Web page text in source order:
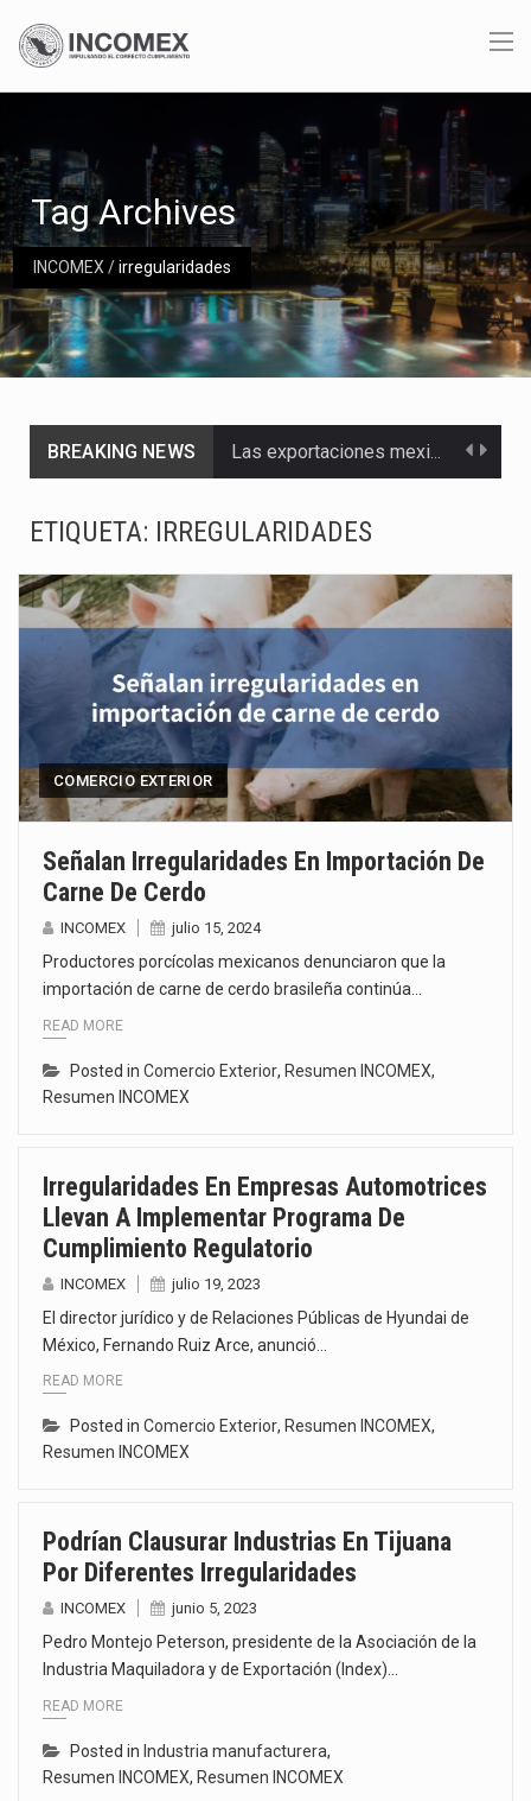
INCOMEX/irregularidades
Tag Archives
BREAKING NEWS Las exportaciones mexicanas de vehículos ligeros disminuyeron 9.67 % en julio a tasa anual, alcanzando…
Los créditos fiscales determinados a empresas IMMEX rara vez nacen de una interpretación equivocada de…
ETIQUETA: IRREGULARIDADES
COMERCIO EXTERIOR
Señalan Irregularidades En Importación De
Carne De Cerdo
INCOMEX julio 15, 2024
Productores porcícolas mexicanos denunciaron que la
importación de carne de cerdo brasileña continúa…
READ MORE
Posted in Comercio Exterior, Resumen INCOMEX,
Resumen INCOMEX
Irregularidades En Empresas Automotrices
Llevan A Implementar Programa De
Cumplimiento Regulatorio
INCOMEX julio 19, 2023
El director jurídico y de Relaciones Públicas de Hyundai de
México, Fernando Ruiz Arce, anunció…
READ MORE
Posted in Comercio Exterior, Resumen INCOMEX,
Resumen INCOMEX
Podrían Clausurar Industrias En Tijuana
Por Diferentes Irregularidades
INCOMEX junio 5, 2023
Pedro Montejo Peterson, presidente de la Asociación de la
Industria Maquiladora y de Exportación (Index)…
READ MORE
Posted in Industria manufacturera,
Resumen INCOMEX, Resumen INCOMEX